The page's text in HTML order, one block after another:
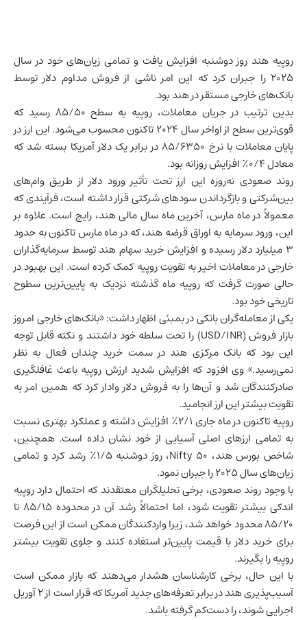
روپیه هند روز دوشنبه افزایش یافت و تمامی زیان‌های خود در سال
۲۰۲۵ را جبران کرد که این امر ناشی از فروش مداوم دلار توسط
بانک‌های خارجی مستقر در هند بود.
بدین ترتیب در جریان معاملات، روپیه به سطح ۸۵/۵۰ رسید که
قوی‌ترین سطح از اواخر سال ۲۰۲۴ تاکنون محسوب می‌شود. این ارز در
پایان معاملات با نرخ ۸۵/۶۳۵۰ در برابر یک دلار آمریکا بسته شد که
معادل ۰/۴٪ افزایش روزانه بود.
روند صعودی نه‌روزه این ارز تحت تأثیر ورود دلار از طریق وام‌های
بین‌شرکتی و بازگرداندن سودهای شرکتی قرار داشته است، فرآیندی که
معمولاً در ماه مارس، آخرین ماه سال مالی هند، رایج است. علاوه بر
این، ورود سرمایه به اوراق قرضه هند، که در ماه مارس تاکنون به حدود
۳ میلیارد دلار رسیده و افزایش خرید سهام هند توسط سرمایه‌گذاران
خارجی در معاملات اخیر به تقویت روپیه کمک کرده است. این بهبود در
حالی صورت گرفت که روپیه ماه گذشته نزدیک به پایین‌ترین سطوح
تاریخی خود بود.
یکی از معامله‌گران بانکی در بمبئی اظهار داشت: «بانک‌های خارجی امروز
بازار فروش (USD/INR) را تحت سلطه خود داشتند و نکته قابل توجه
این بود که بانک مرکزی هند در سمت خرید چندان فعال به نظر
نمی‌رسید.» وی افزود که افزایش شدید ارزش روپیه باعث غافلگیری
صادرکنندگان شد و آن‌ها را به فروش دلار وادار کرد که همین امر به
تقویت بیشتر این ارز انجامید.
روپیه تاکنون در ماه جاری ۲/۱٪ افزایش داشته و عملکرد بهتری نسبت
به تمامی ارزهای اصلی آسیایی از خود نشان داده است. همچنین،
شاخص بورس هند، Nifty 50، روز دوشنبه ۱/۵٪ رشد کرد و تمامی
زیان‌های سال ۲۰۲۵ را جبران نمود.
با وجود روند صعودی، برخی تحلیلگران معتقدند که احتمال دارد روپیه
اندکی بیشتر تقویت شود، اما احتمالاً رشد آن در محدوده ۸۵/۱۵ تا
۸۵/۲۰ محدود خواهد شد، زیرا واردکنندگان ممکن است از این فرصت
برای خرید دلار با قیمت پایین‌تر استفاده کنند و جلوی تقویت بیشتر
روپیه را بگیرند.
با این حال، برخی کارشناسان هشدار می‌دهند که بازار ممکن است
آسیب‌پذیری هند در برابر تعرفه‌های جدید آمریکا که قرار است از ۲ آوریل
اجرایی شوند، را دست‌کم گرفته باشد.